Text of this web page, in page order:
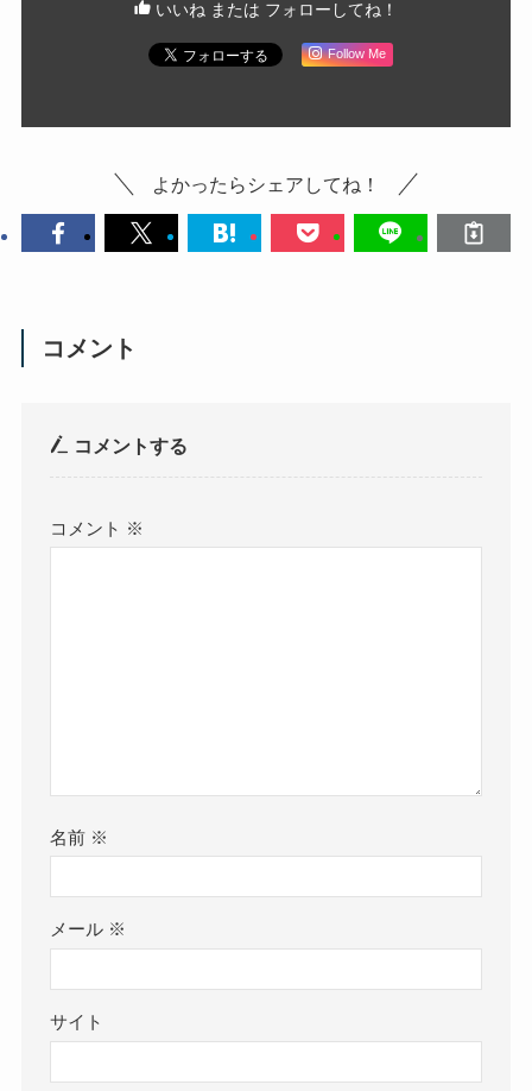
いいね または フォローしてね！
Follow Me
よかったらシェアしてね！
コメント
コメントする
コメント ※
名前 ※
メール ※
サイト